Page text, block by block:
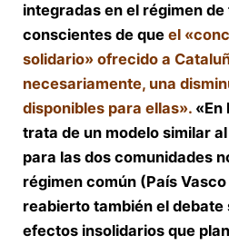
integradas en el régimen
conscientes de queel
solidario» ofrecido a
necesariamente, una
disponibles para ellas». «En
trata de un modelo similar
para las dos comunidades
régimen común (País
reabierto también el
efectos insolidarios que